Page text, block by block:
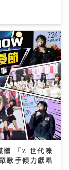
體 「Z 世代咪
歌手傾力獻唱